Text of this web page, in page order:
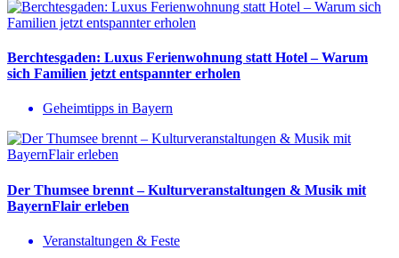
Berchtesgaden: Luxus Ferienwohnung statt Hotel – Warum
sich Familien jetzt entspannter erholen
Geheimtipps in Bayern
Der Thumsee brennt – Kulturveranstaltungen & Musik mit
BayernFlair erleben
Veranstaltungen & Feste